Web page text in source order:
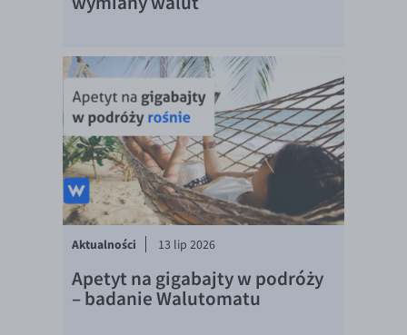
Aktualności 13 lip 2026
Apetyt na gigabajty w podróży
– badanie Walutomatu